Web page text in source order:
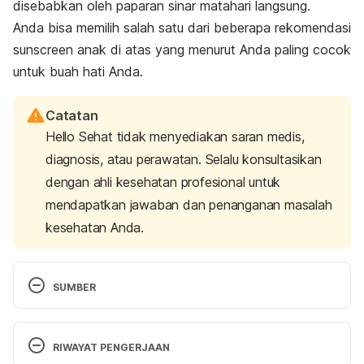
disebabkan oleh paparan sinar matahari langsung.
Anda bisa memilih salah satu dari beberapa rekomendasi
sunscreen anak di atas yang menurut Anda paling cocok
untuk buah hati Anda.
Catatan
Hello Sehat tidak menyediakan saran medis,
diagnosis, atau perawatan. Selalu konsultasikan
dengan ahli kesehatan profesional untuk
mendapatkan jawaban dan penanganan masalah
kesehatan Anda.
SUMBER
Sunscreen and Sun Protection. (N.d.). Retrieved 18
August 2023, from
https://www.nationwidechildrens.org/family-
RIWAYAT PENGERJAAN